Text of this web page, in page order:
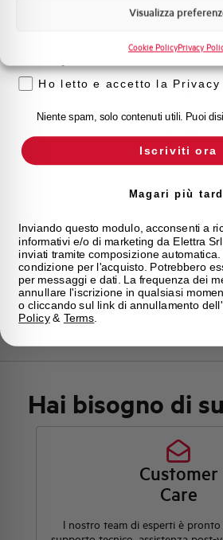
Visualizza
Cookie PolicyPrivacy
Norma EN
Omologazioni CE, VDE,
Stato
Marca
Hai bisogno di
Customer
Care
l nostro team di esperti è
Voglio ricevere
Ho letto e accetto la Privacy
Niente spam, solo contenuti utili. Puoi
Iscriviti ora
Magari più
Inviando questo modulo, acconsenti a
informativi e/o di marketing da Elettra
inviati tramite composizione
condizione per l'acquisto. Potrebbero
per messaggi e dati. La frequenza dei
annullare l'iscrizione in qualsiasi
o cliccando sul link di annullamento
Policy& Terms